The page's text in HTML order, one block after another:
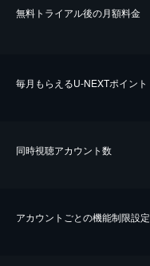
無料トライアル後の⽉額料金
毎⽉もらえるU-NEXTポイント
同時視聴アカウント数
アカウントごとの機能制限設定